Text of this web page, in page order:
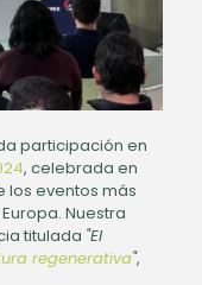
participación en
, celebrada en
los eventos más
Nuestra
titulada "El
regenerativa",